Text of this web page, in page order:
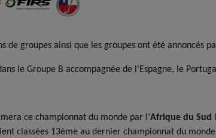
de groupes ainsi que les groupes ont été annoncés
le Groupe B accompagnée de l’Espagne, le
ce championnat du monde par l’Afrique du Sud
classées 13ème au dernier championnat du